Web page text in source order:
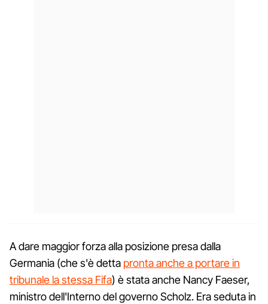
A dare maggior forza alla posizione presa dalla
Germania (che s'è detta pronta anche a portare in
tribunale la stessa Fifa) è stata anche Nancy Faeser,
ministro dell'Interno del governo Scholz. Era seduta in